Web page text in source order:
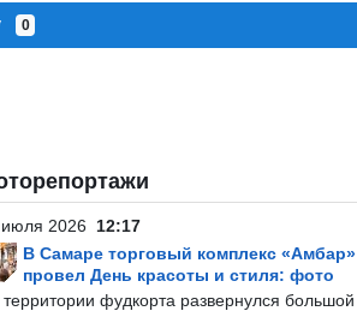
0
2026 12:17
В Самаре торговый комплекс «Амбар»
провел День красоты и стиля: фото
фудкорта развернулся большой